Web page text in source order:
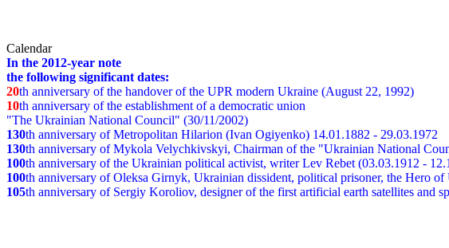
Calendar
In the 2012-year note
the following significant dates:
20th anniversary of the handover of the UPR modern Ukraine (August 22, 1992)
10th anniversary of the establishment of a democratic union
"The Ukrainian National Council" (30/11/2002)
130th anniversary of Metropolitan Hilarion (Ivan Ogiyenko) 14.01.1882 - 29.03.1972
130th anniversary of Mykola Velychkivskyi, Chairman of the "Ukrainian National
100th anniversary of the Ukrainian political activist, writer Lev Rebet (03.03.1912 -
100th anniversary of Oleksa Girnyk, Ukrainian dissident, political prisoner, the Hero
105th anniversary of Sergiy Koroliov, designer of the first artificial earth satellites and